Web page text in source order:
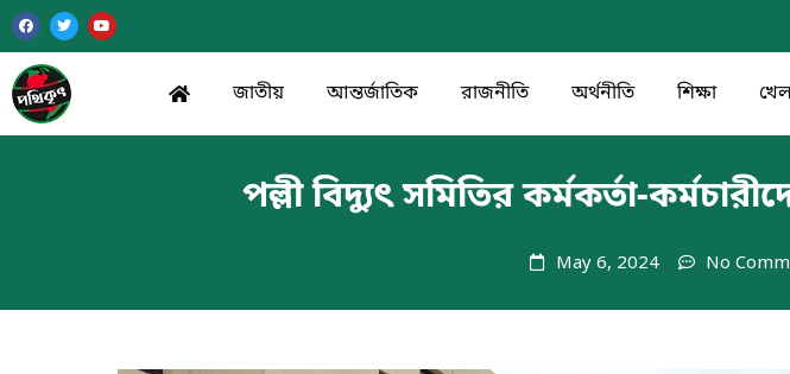
জাতীয় আন্তর্জাতিক রাজনীতি অর্থনীতি শিক্ষা
পল্লী বিদ্যুৎ সমিতির কর্মকর্তা-
May 6, 2024 No